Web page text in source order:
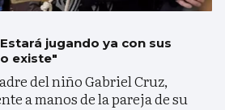
jugando ya con sus
existe"
del niño Gabriel Cruz,
a manos de la pareja de su